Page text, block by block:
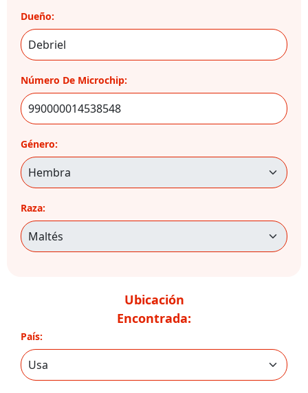
Dueño:
Número De Microchip:
Género:
Raza:
Ubicación
Encontrada:
País: